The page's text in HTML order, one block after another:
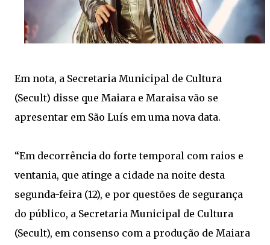
Em nota, a Secretaria Municipal de Cultura
(Secult) disse que Maiara e Maraisa vão se
apresentar em São Luís em uma nova data.
“Em decorrência do forte temporal com raios e
ventania, que atinge a cidade na noite desta
segunda-feira (12), e por questões de segurança
do público, a Secretaria Municipal de Cultura
(Secult), em consenso com a produção de Maiara